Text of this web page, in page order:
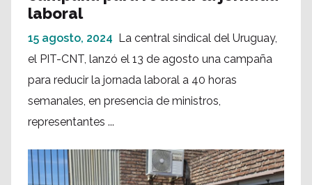
laboral
15 agosto, 2024 La central sindical del Uruguay,
el PIT-CNT, lanzó el 13 de agosto una campaña
para reducir la jornada laboral a 40 horas
semanales, en presencia de ministros,
representantes ...